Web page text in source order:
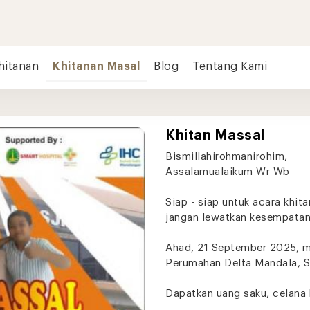
Khitanan Masal Blog Tentang Kami
Khitan Massal
Bismillahirohmanirohim,
Assalamualaikum Wr Wb
Siap - siap untuk acara
jangan lewatkan
Ahad, 21 September 2025,
Perumahan Delta Mandala,
Dapatkan uang saku,